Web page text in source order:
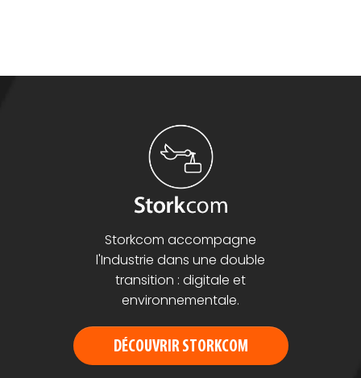
Storkcom accompagne
l'Industrie dans une double
transition : digitale et
environnementale.
DÉCOUVRIR STORKCOM